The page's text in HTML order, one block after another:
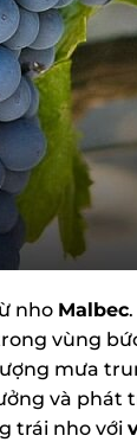
nhoMalbec.
vùng
mưa
và phát
trái nho với